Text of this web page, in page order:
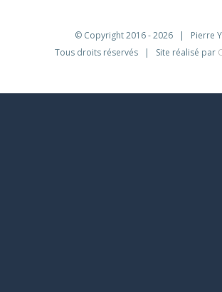
© Copyright 2016 -2026 | Pierre
Tous droits réservés | Site réalisé par